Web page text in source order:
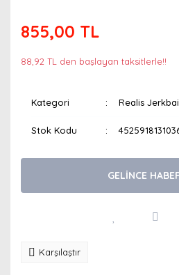
855,00 TL
88,92 TL den başlayan taksitlerle!!
Kategori Realis
Stok Kodu
GELİNCE
Karşılaştır